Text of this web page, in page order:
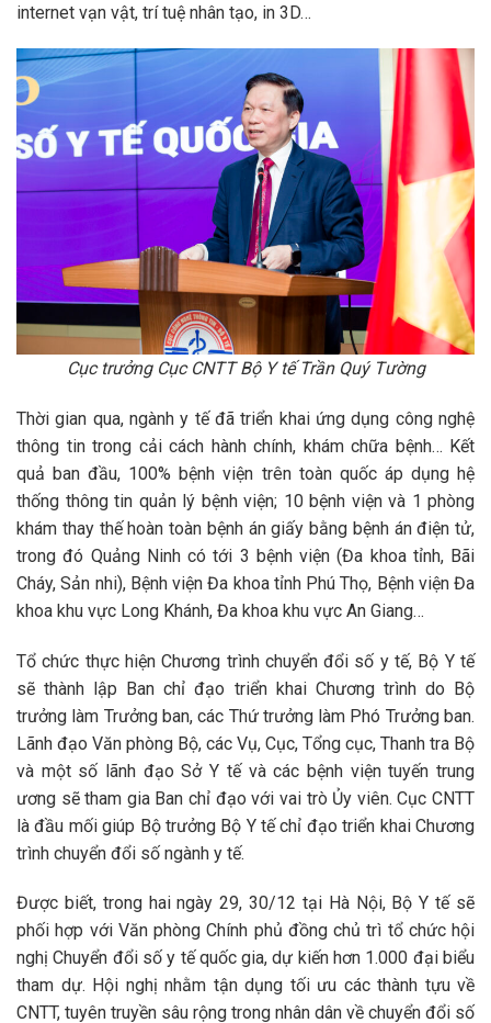
internet vạn vật, trí tuệ nhân tạo, in 3D…
Cục trưởng Cục CNTT Bộ Y tế Trần Quý Tường
Thời gian qua, ngành y tế đã triển khai ứng dụng công nghệ
thông tin trong cải cách hành chính, khám chữa bệnh… Kết
quả ban đầu, 100% bệnh viện trên toàn quốc áp dụng hệ
thống thông tin quản lý bệnh viện; 10 bệnh viện và 1 phòng
khám thay thế hoàn toàn bệnh án giấy bằng bệnh án điện tử,
trong đó Quảng Ninh có tới 3 bệnh viện (Đa khoa tỉnh, Bãi
Cháy, Sản nhi), Bệnh viện Đa khoa tỉnh Phú Thọ, Bệnh viện Đa
khoa khu vực Long Khánh, Đa khoa khu vực An Giang…
Tổ chức thực hiện Chương trình chuyển đổi số y tế, Bộ Y tế
sẽ thành lập Ban chỉ đạo triển khai Chương trình do Bộ
trưởng làm Trưởng ban, các Thứ trưởng làm Phó Trưởng ban.
Lãnh đạo Văn phòng Bộ, các Vụ, Cục, Tổng cục, Thanh tra Bộ
và một số lãnh đạo Sở Y tế và các bệnh viện tuyến trung
ương sẽ tham gia Ban chỉ đạo với vai trò Ủy viên. Cục CNTT
là đầu mối giúp Bộ trưởng Bộ Y tế chỉ đạo triển khai Chương
trình chuyển đổi số ngành y tế.
Được biết, trong hai ngày 29, 30/12 tại Hà Nội, Bộ Y tế sẽ
phối hợp với Văn phòng Chính phủ đồng chủ trì tổ chức hội
nghị Chuyển đổi số y tế quốc gia, dự kiến hơn 1.000 đại biểu
tham dự. Hội nghị nhằm tận dụng tối ưu các thành tựu về
CNTT, tuyên truyền sâu rộng trong nhân dân về chuyển đổi số